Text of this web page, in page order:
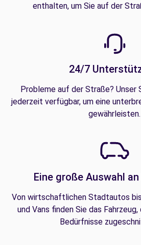
enthalten, um Sie auf der
24/7
Probleme auf der Straße? Unser
jederzeit verfügbar, um eine
gewährleisten.
Eine große Auswahl
Von wirtschaftlichen Stadtautos bis
und Vans finden Sie das
Bedürfnisse